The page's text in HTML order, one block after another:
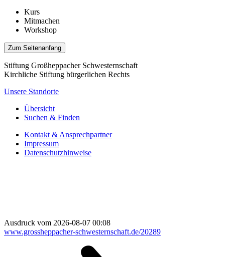
Kurs
Mitmachen
Workshop
Zum Seitenanfang
Stiftung Großheppacher Schwesternschaft
Kirchliche Stiftung bürgerlichen Rechts
Unsere Standorte
Übersicht
Suchen & Finden
Kontakt & Ansprechpartner
Impressum
Datenschutzhinweise
Ausdruck vom 2026-08-07 00:08
www.grossheppacher-schwesternschaft.de/20289